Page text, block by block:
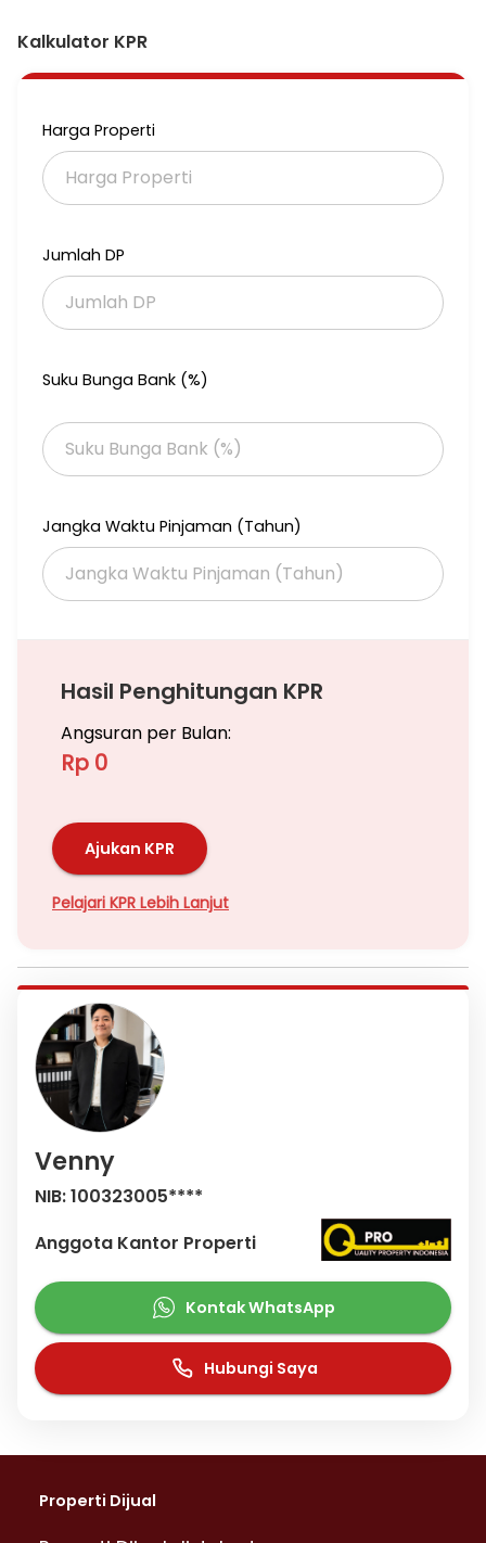
Parkiran luas
Harga jual 4,5 M/negooo
#rukodijual #tangerangselatan #rukodijualmurah #jualruko
#rukorawabuntu #lokasistrategis #properti #investasiruko
#investasiproperti #ruko3lantai
Kalkulator KPR
Harga Properti
Jumlah DP
Suku Bunga Bank (%)
Jangka Waktu Pinjaman (Tahun)
Hasil Penghitungan KPR
Angsuran per Bulan:
Rp 0
Ajukan KPR
Pelajari KPR Lebih Lanjut
Venny
NIB: 100323005****
Anggota Kantor Properti
Kontak WhatsApp
Hubungi Saya
Properti Dijual